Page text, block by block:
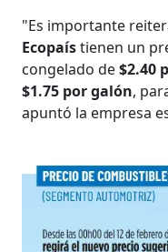
"Es importante
Ecopaístienen un
congelado de$2.40
$1.75 por galón,
apuntó la empresa